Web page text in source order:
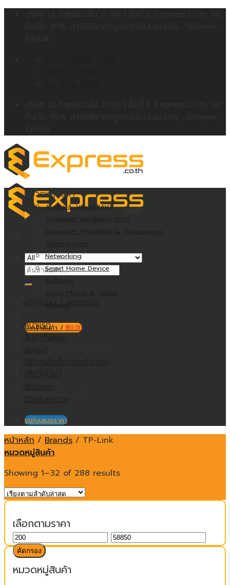
ค้นหา:
ตะกร้าสินค้า / ฿0.00
ไม่มีสินค้าในตะกร้า
หมวดหมู่สินค้า
Audio & Visual (AV)
Networking
Smart Home Device
หน้าแรก
รีวิว/บทความ
ขอใบเสนอราคา
หน้าหลัก / Brands / TP-Link
หมวดหมู่สินค้า
Showing 1–32 of 288 results
เลือกตามราคา
ราคา
ต่ำ
สุด
ราคา
สูงสุด
คัดกรอง
หมวดหมู่สินค้า